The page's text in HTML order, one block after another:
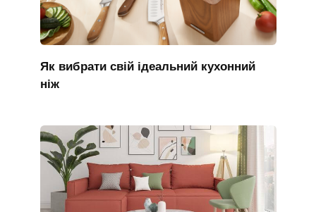
Як вибрати свій ідеальний кухонний
ніж